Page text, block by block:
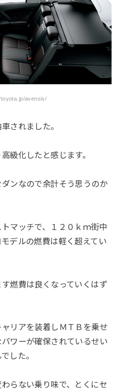
avensis/
されました。
級化したと感じます。
ンなので余計そう思うのか
マッチで、１２０ｋｍ街中
デルの燃費は軽く超えてい
燃費は良くなっていくはず
リアを装着しＭＴＢを乗せ
ワーが確保されているせい
した。
らない乗り味で、とくにセ